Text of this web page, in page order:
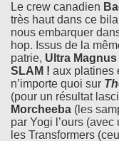
Le crew canadien
très haut dans ce
nous embarquer
hop. Issus de la
patrie, Ultra Magnus
SLAM ! aux platines
n’importe quoi sur
(pour un résultat
Morcheeba (les
par Yogi l’ours (avec
les Transformers